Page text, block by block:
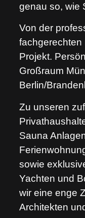
genau so, wie
Von der
fachgerechten
Projekt.
Großraum
Berlin/
Zu unseren
Sauna
sowie
Yachten und
wir eine enge
Architekten